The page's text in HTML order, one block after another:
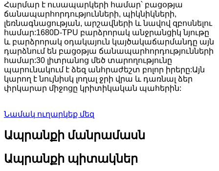
Հարմար է ուսապարկերի համար՝ բացօթյա
ճանապարհորդությունների, պիկնիկների,
լեռնագնացության, արշավների և նավով զբոսնելու
համար:1680D-TPU բարձրորակ անջրանցիկ նյութը
և բարձրորակ օդակայուն կայծակաճարմանդը այն
դարձնում են բացօթյա ճանապարհորդությունների
համար:30 լիտրանոց մեծ տարողությունը
պարունակում է ձեզ անհրաժեշտ բոլոր իրերը:Այն
կարող է նույնիսկ լողալ ջրի վրա և դառնալ ձեր
փրկարար միջոցը կրիտիկական պահերին:
Նամակ ուղարկեք մեզ
Ապրանքի մանրամասն
Ապրանքի պիտակներ